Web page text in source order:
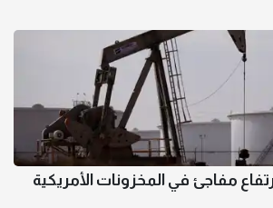
مفاجئ في المخزونات الأمريكية